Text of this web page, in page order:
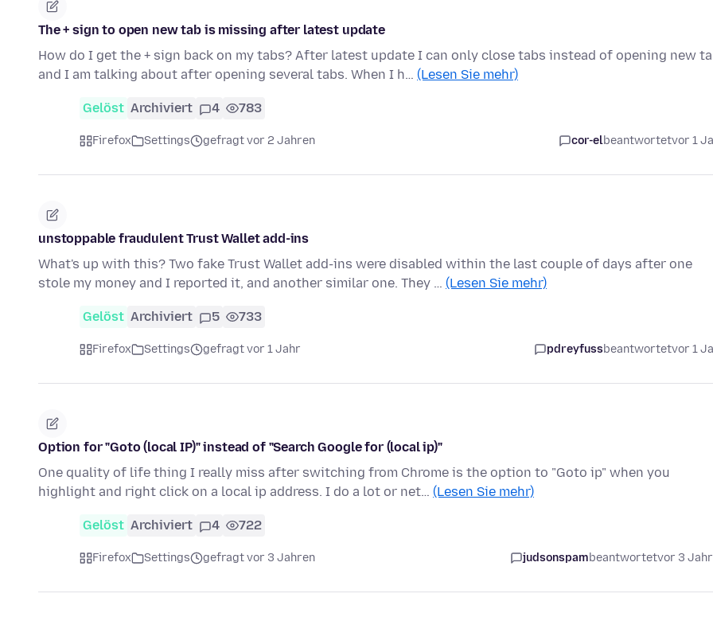
The + sign to open new tab is missing after latest update
How do I get the + sign back on my tabs? After latest update I can only close tabs instead of opening new
and I am talking about after opening several tabs. When I h… (Lesen Sie mehr)
Gelöst Archiviert 4 783
Firefox Settings gefragt vor 2 Jahren cor-elbeantwortetvor 1
unstoppable fraudulent Trust Wallet add-ins
What's up with this? Two fake Trust Wallet add-ins were disabled within the last couple of days after one
stole my money and I reported it, and another similar one. They … (Lesen Sie mehr)
Gelöst Archiviert 5 733
Firefox Settings gefragt vor 1 Jahr pdreyfussbeantwortetvor 1
Option for "Goto (local IP)" instead of "Search Google for (local ip)"
One quality of life thing I really miss after switching from Chrome is the option to "Goto ip" when you
highlight and right click on a local ip address. I do a lot or net… (Lesen Sie mehr)
Gelöst Archiviert 4 722
Firefox Settings gefragt vor 3 Jahren judsonspambeantwortetvor 3